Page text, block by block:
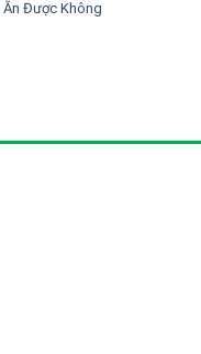
Ăn Được Không